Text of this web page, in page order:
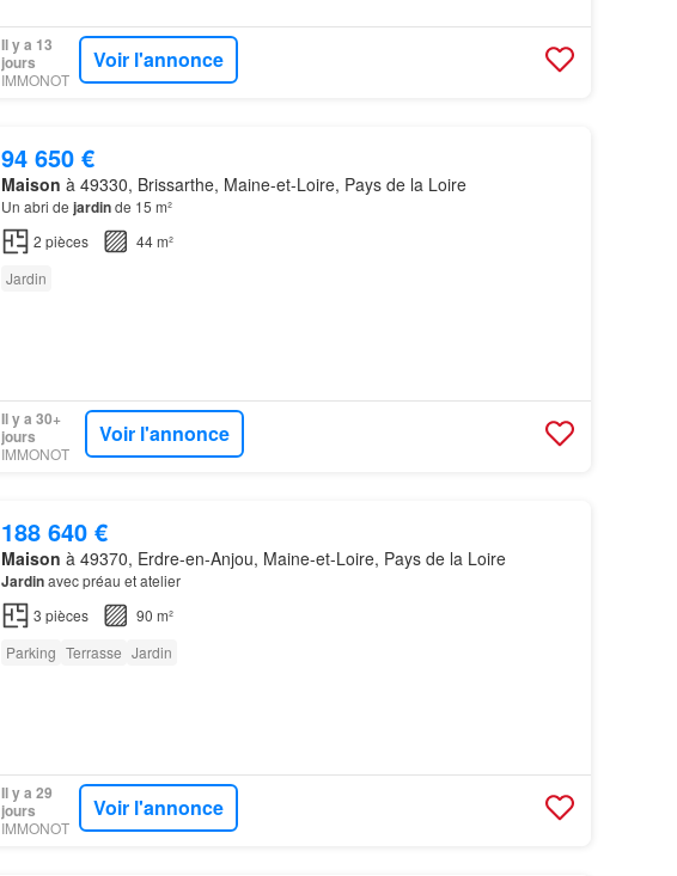
Il y a 13
jours
IMMONOT
Voir l'annonce
94 650 €
Maison à 49330, Brissarthe, Maine-et-Loire, Pays de la Loire
Un abri de jardinde 15 m²
2 pièces
44 m²
Jardin
Il y a 30+
jours
IMMONOT
Voir l'annonce
188 640 €
Maison à 49370, Erdre-en-Anjou, Maine-et-Loire, Pays de la Loire
Jardinavec préau et atelier
3 pièces
90 m²
Parking Terrasse Jardin
Il y a 29
jours
IMMONOT
Voir l'annonce